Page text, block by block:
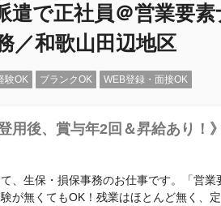
遣で正社員＠営業要
／和歌山田辺地区
験OK ブランクOK WEB登録・面接OK
登用後、賞与年2回＆昇給あり！
、生保・損保事務のお仕事です。「営
が無くてもOK！残業はほとんど無く、